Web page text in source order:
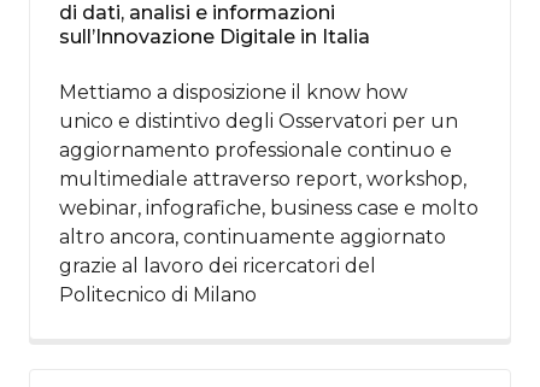
di dati, analisi e informazioni
sull’Innovazione Digitale in Italia​
Mettiamo a disposizione il know how​
unico e distintivo degli Osservatori per un
aggiornamento professionale continuo e
multimediale attraverso report, workshop,
webinar, infografiche, business case e molto
altro ancora, continuamente aggiornato
grazie al lavoro dei ricercatori del
Politecnico di Milano​